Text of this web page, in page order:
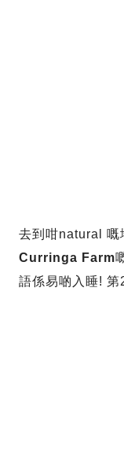
去到咁natural 嘅
Curringa Farm
語係易啲入睡!